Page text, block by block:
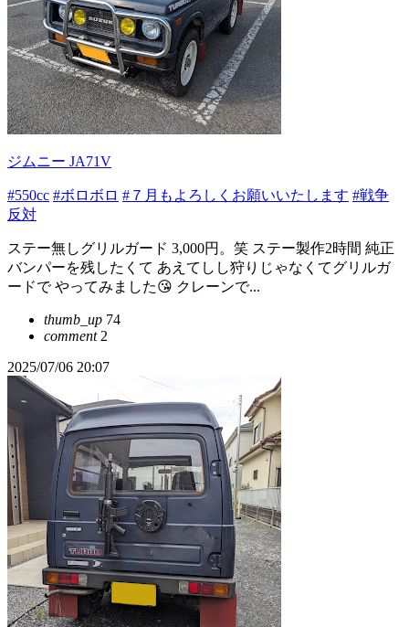
ジムニー JA71V
#550cc #ボロボロ #７月もよろしくお願いいたします #戦争
反対
ステー無しグリルガード 3,000円。笑 ステー製作2時間 純正
バンパーを残したくて あえてしし狩りじゃなくてグリルガ
ードで やってみました😘 クレーンで...
thumb_up 74
comment2
2025/07/06 20:07